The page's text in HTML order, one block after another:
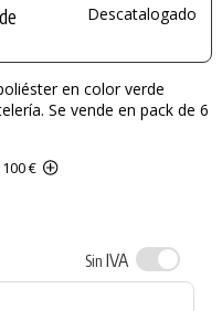
Descatalogado
en color verde
Se vende en pack de 6
€
Sin IVA